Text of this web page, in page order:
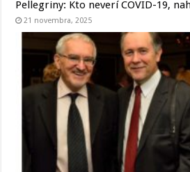
Pellegriny: Kto neverí COVID-19,
21 novembra, 2025